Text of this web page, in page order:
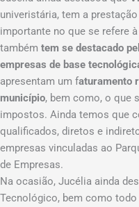
univeristária, tem a
importante no que se refere
também tem se destacado
empresas de base
apresentam um faturamento
município, bem como, o que
impostos. Ainda temos que
qualificados, diretos e
empresas vinculadas ao
de Empresas.
Na ocasião, Jucélia ainda
Tecnológico, bem como